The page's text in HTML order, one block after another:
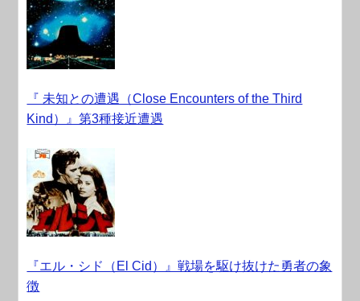
『 未知との遭遇（Close Encounters of the Third
Kind）』第3種接近遭遇
『エル・シド（El Cid）』戦場を駆け抜けた勇者の象
徴